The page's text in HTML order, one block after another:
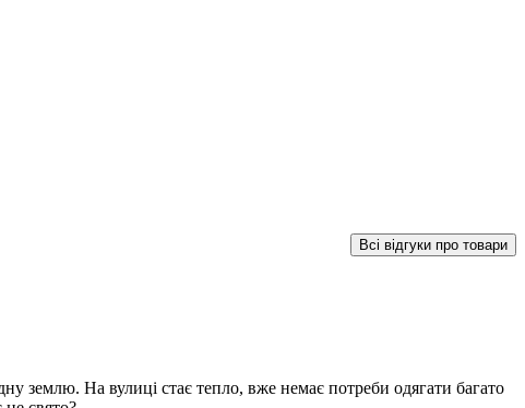
Всі відгуки про товари
землю. На вулиці стає тепло, вже немає потреби одягати багато